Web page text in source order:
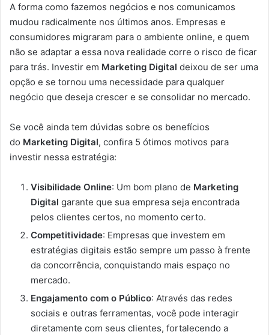
A forma como fazemos negócios e nos comunicamos
mudou radicalmente nos últimos anos. Empresas e
consumidores migraram para o ambiente online, e quem
não se adaptar a essa nova realidade corre o risco de ficar
para trás. Investir em Marketing Digital deixou de ser uma
opção e se tornou uma necessidade para qualquer
negócio que deseja crescer e se consolidar no mercado.
Se você ainda tem dúvidas sobre os benefícios
do Marketing Digital, confira 5 ótimos motivos para
investir nessa estratégia:
Visibilidade Online: Um bom plano de Marketing
Digital garante que sua empresa seja encontrada
pelos clientes certos, no momento certo.
Competitividade: Empresas que investem em
estratégias digitais estão sempre um passo à frente
da concorrência, conquistando mais espaço no
mercado.
Engajamento com o Público: Através das redes
sociais e outras ferramentas, você pode interagir
diretamente com seus clientes, fortalecendo a